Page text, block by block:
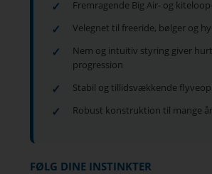
Fremragende Big Air- og
Velegnet til freeride, bølger og
Nem og intuitiv styring giver
progression
Stabil og tillidsvækkende
Robust konstruktion til mange
FØLG DINE INSTINKTER